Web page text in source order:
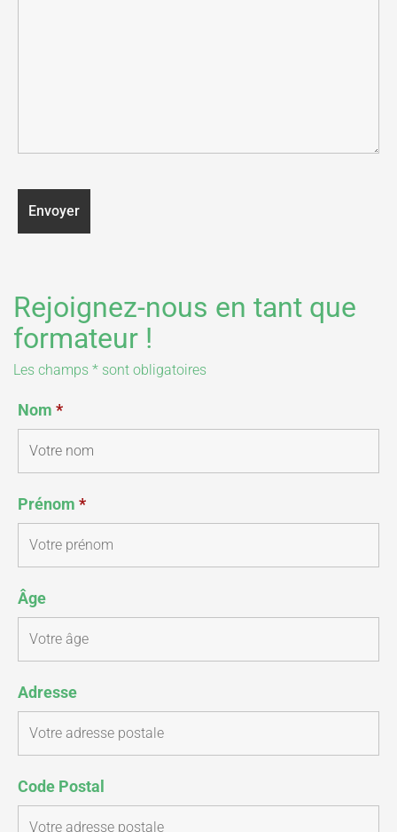
Rejoignez-nous en tant que
formateur !
Les champs * sont obligatoires
Nom *
Prénom *
Âge
Adresse
Code Postal